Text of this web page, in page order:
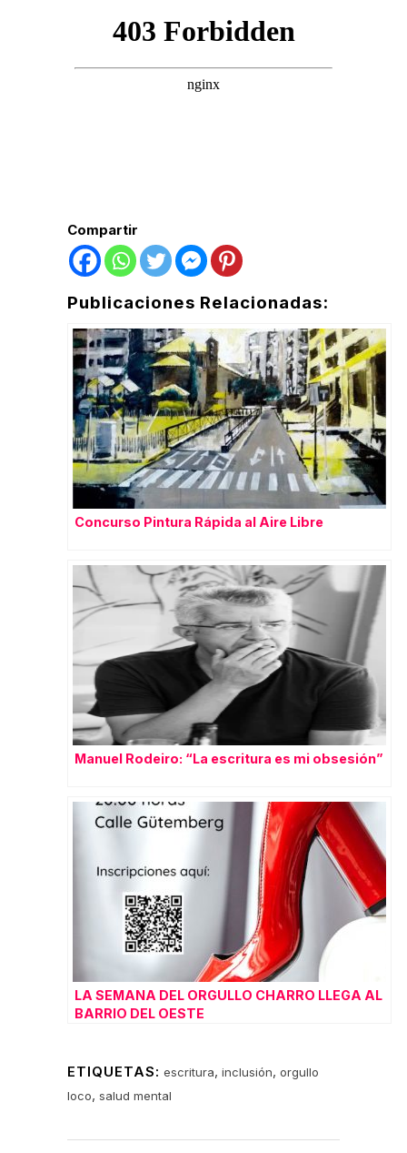
Compartir
Publicaciones Relacionadas:
Concurso Pintura Rápida al Aire Libre
Manuel Rodeiro: “La escritura es mi obsesión”
LA SEMANA DEL ORGULLO CHARRO LLEGA AL
BARRIO DEL OESTE
ETIQUETAS: escritura, inclusión, orgullo
loco, salud mental